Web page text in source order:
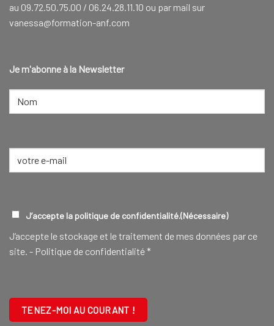
au 09.72.50.75.00 / 06.24.28.11.10 ou par mail sur
vanessa@formation-anf.com
Je m'abonne à la Newsletter
NOM
RGPD(NÉCESSAIRE)
J’accepte la politique de confidentialité.(Nécessaire)
J‘accepte le stockage et le traitement de mes données par ce
site. - Politique de confidentialité*